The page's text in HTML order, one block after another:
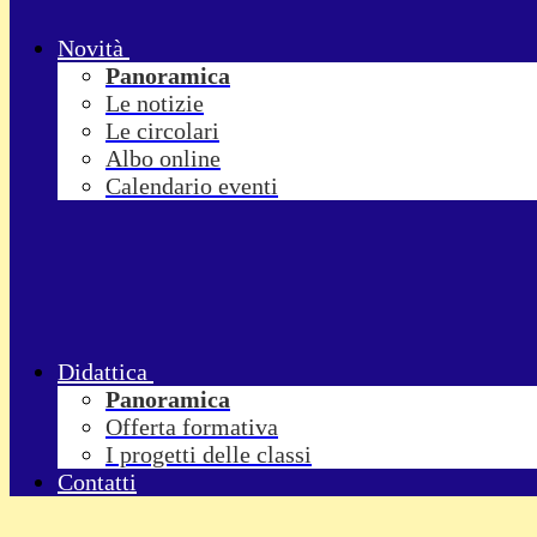
Novità
Panoramica
Le notizie
Le circolari
Albo online
Calendario eventi
Didattica
Panoramica
Offerta formativa
I progetti delle classi
Contatti